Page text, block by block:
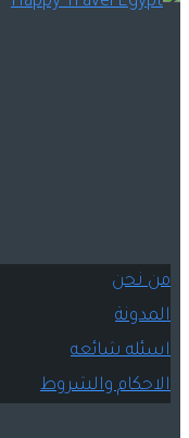
من نحن
المدونة
اسئله شائعه
الاحكام والشروط